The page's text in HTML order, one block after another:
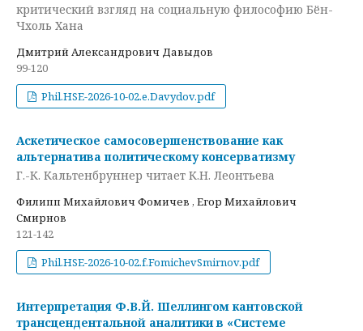
критический взгляд на социальную философию Бён-
Чхоль Хана
Дмитрий Александрович Давыдов
99-120
Phil.HSE-2026-10-02.e.Davydov.pdf
Аскетическое самосовершенствование как
альтернатива политическому консерватизму
Г.-К. Кальтенбруннер читает К.Н. Леонтьева
Филипп Михайлович Фомичев , Егор Михайлович
Смирнов
121-142
Phil.HSE-2026-10-02.f.FomichevSmirnov.pdf
Интерпретация Ф.В.Й. Шеллингом кантовской
трансцендентальной аналитики в «Системе